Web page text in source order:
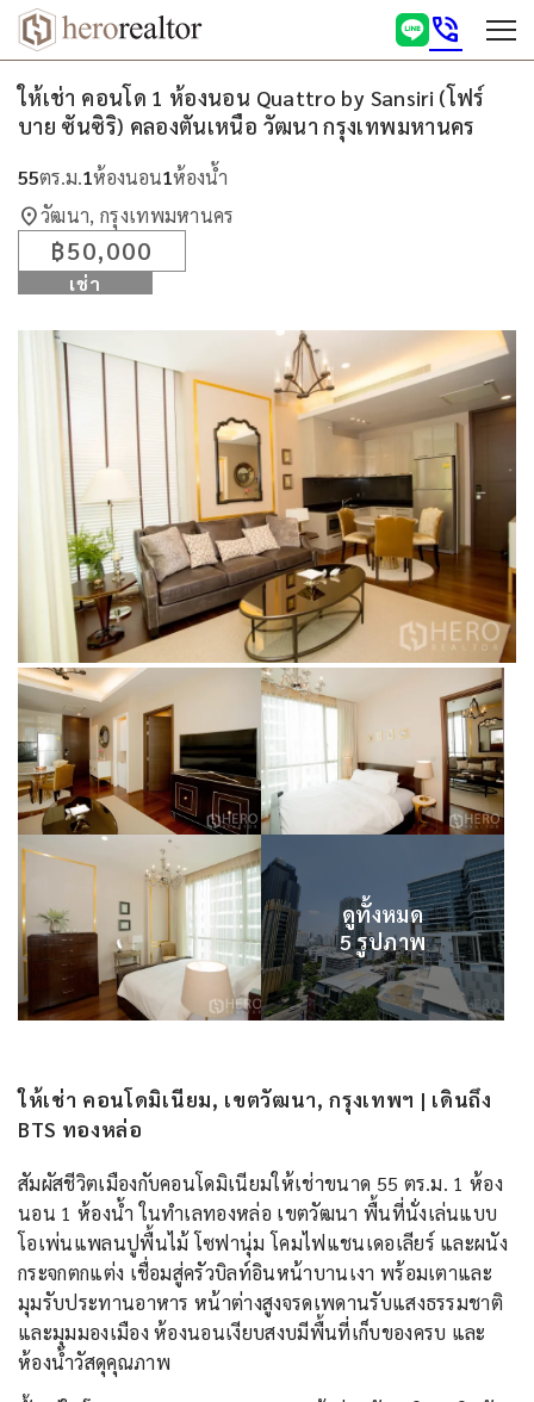
phone_in_talk
ให้เช่า คอนโด 1 ห้องนอน Quattro by Sansiri (โฟร์
บาย ซันซิริ) คลองตันเหนือ วัฒนา กรุงเทพมหานคร
55ตร.ม.1ห้องนอน1ห้องน้ำ
location_onวัฒนา, กรุงเทพมหานคร
฿50,000
เช่า
ดูทั้งหมด
5 รูปภาพ
ให้เช่า คอนโดมิเนียม, เขตวัฒนา, กรุงเทพฯ | เดินถึง
BTS ทองหล่อ
สัมผัสชีวิตเมืองกับคอนโดมิเนียมให้เช่าขนาด 55 ตร.ม. 1 ห้อง
นอน 1 ห้องน้ำ ในทำเลทองหล่อ เขตวัฒนา พื้นที่นั่งเล่นแบบ
โอเพ่นแพลนปูพื้นไม้ โซฟานุ่ม โคมไฟแชนเดอเลียร์ และผนัง
กระจกตกแต่ง เชื่อมสู่ครัวบิลท์อินหน้าบานเงา พร้อมเตาและ
มุมรับประทานอาหาร หน้าต่างสูงจรดเพดานรับแสงธรรมชาติ
และมุมมองเมือง ห้องนอนเงียบสงบมีพื้นที่เก็บของครบ และ
ห้องน้ำวัสดุคุณภาพ